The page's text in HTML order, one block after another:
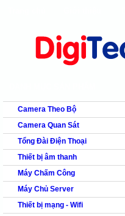
Camera Theo Bộ
Camera Quan Sát
Tổng Đài Điện Thoại
Thiết bị âm thanh
Máy Chấm Công
Máy Chủ Server
Thiết bị mạng - Wifi